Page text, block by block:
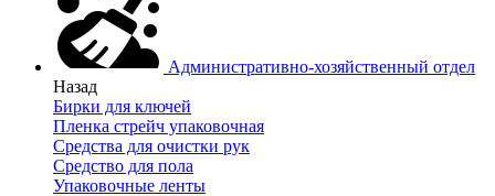
Административно-хозяйственный отдел
Назад
Бирки для ключей
Пленка стрейч упаковочная
Средства для очистки рук
Средство для пола
Упаковочные ленты